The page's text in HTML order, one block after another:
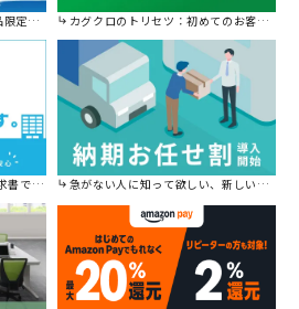
です。 カグクロのトリセツ：初めてのお客様はこちら。
ます。 急がない人に知って欲しい、新しい割引を始めました。